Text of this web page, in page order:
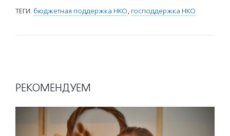
ТЕГИ: бюджетная поддержка НКО, господдержка НКО
РЕКОМЕНДУЕМ